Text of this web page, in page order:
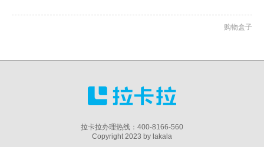
购物盒子
拉卡拉办理热线：400-8166-560
Copyright 2023 by lakala